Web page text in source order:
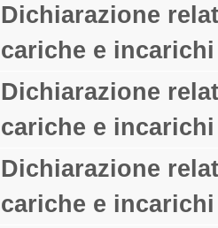
Dichiarazione
cariche e incarichi
Dichiarazione
cariche e incarichi
Dichiarazione
cariche e incarichi